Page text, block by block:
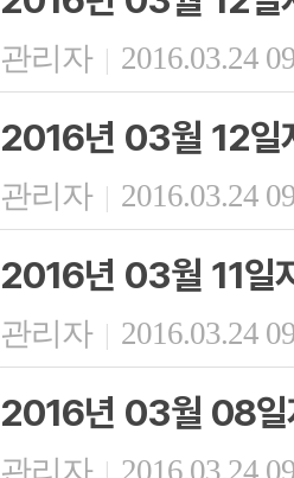
관리자 | 2016.03.24
2016년 03월 12일
관리자 | 2016.03.24
2016년 03월 11일
관리자 | 2016.03.24
2016년 03월 08일
관리자 | 2016.03.24